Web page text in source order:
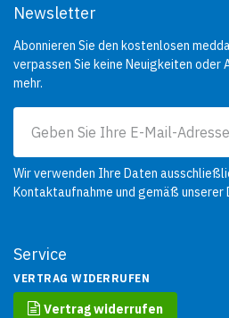
Service
VERTRAG WIDERRUFEN
Vertrag widerrufen
Newsletter
Abonnieren Sie den kostenlosen
verpassen Sie keine Neuigkeiten oder
mehr.
Wir verwenden Ihre Daten
Kontaktaufnahme und gemäß unserer